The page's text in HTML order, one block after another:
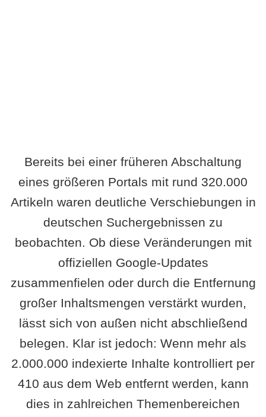
Bereits bei einer früheren Abschaltung
eines größeren Portals mit rund 320.000
Artikeln waren deutliche Verschiebungen in
deutschen Suchergebnissen zu
beobachten. Ob diese Veränderungen mit
offiziellen Google-Updates
zusammenfielen oder durch die Entfernung
großer Inhaltsmengen verstärkt wurden,
lässt sich von außen nicht abschließend
belegen. Klar ist jedoch: Wenn mehr als
2.000.000 indexierte Inhalte kontrolliert per
410 aus dem Web entfernt werden, kann
dies in zahlreichen Themenbereichen